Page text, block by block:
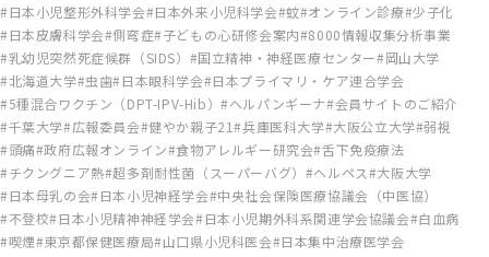
日本小児整形外科学会 日本外来小児科学会 蚊 オンライン診療 少子化
日本皮膚科学会 側弯症 子どもの心研修会案内 8000情報収集分析事業
乳幼児突然死症候群（SIDS）
国立精神・神経医療センター 岡山大学
北海道大学 虫歯 日本眼科学会 日本プライマリ・ケア連合学会
5種混合ワクチン（DPT-IPV-Hib） ヘルパンギーナ 会員サイトのご紹介
千葉大学 広報委員会 健やか親子21 兵庫医科大学 大阪公立大学 弱視
頭痛 政府広報オンライン 食物アレルギー研究会 舌下免疫療法
チクングニア熱 超多剤耐性菌（スーパーバグ） ヘルペス
大阪大学
日本母乳の会 日本小児神経学会 中央社会保険医療協議会（中医協）
不登校 日本小児精神神経学会 日本小児期外科系関連学会協議会 白血病
喫煙 東京都保健医療局 山口県小児科医会 日本集中治療医学会